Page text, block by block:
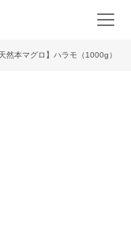
然本マグロ】ハラモ（1000g）